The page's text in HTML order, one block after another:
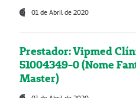
01 de Abril de 2020
Prestador: Vipmed
51004349-0 (Nome
Master)